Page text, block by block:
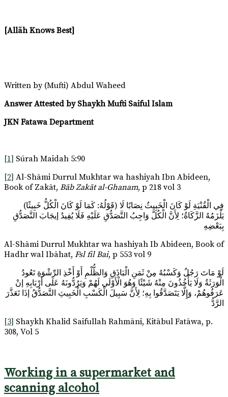
[Allãh Knows Best]
Written by (Mufti) Abdul Waheed
Answer Attested by Shaykh Mufti Saiful Islam
JKN Fatawa Department
[1] Sūrah Maidah 5:90
[2] Al-Shāmi Durrul Mukhtar wa hashiyah Ibn Abideen,
Book of Zakāt, Bāb Zakāt al-Ghanam, p 218 vol 3
(قَوْلُهُ: كَمَا لَوْ كَانَ الْكُلُّ خَبِيثًا) فِي الْقُنْيَةِ لَوْ كَانَ الْخَبِيثُ نِصَابًا لَا
يَلْزَمُهُ الزَّكَاةُ؛ لِأَنَّ الْكُلَّ وَاجِبُ التَّصَدُّقِ عَلَيْهِ فَلَا يُفِيدُ إيجَابَ التَّصَدُّقِ
بِبَعْضِهِ
Al-Shāmi Durrul Mukhtar wa hashiyah Ib Abideen, Book of
Hadhr wal Ibāhat, Fsl fil Bai, p 553 vol 9
لَوْ مَاتَ رَجُلٌ وَكَسْبُهُ مِنْ ثَمَنِ الْبَاذَقِ وَالظُّلْمِ أَوْ أَخْذِ الرِّشْوَةِ تَعُودُ
الْوَرَثَةُ وَلَا يَأْخُذُونَ مِنْهُ شَيْئًا وَهُوَ الْأَوْلَى لَهُمْ وَيَرُدُّونَهُ عَلَى أَرْبَابِهِ إنْ
عَرَفُوهُمْ، وَإِلَّا يَتَصَدَّقُوا بِهِ؛ لِأَنَّ سَبِيلَ الْكَسْبِ الْخَبِيثِ التَّصَدُّقُ إذَا تَعَذَّرَ
الرَّدُّ
[3] Shaykh Khalid Saifullah Rahmāni, Kitābul Fatāwa, p.
308, Vol 5
Working in a supermarket and
scanning alcohol